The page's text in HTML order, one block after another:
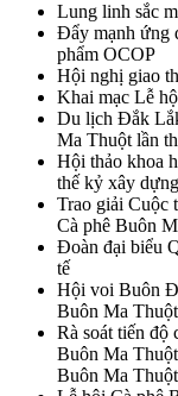
Lung linh sắc
Đẩy mạnh ứng
phẩm OCOP
Hội nghị giao
Khai mạc Lễ
Du lịch Đắk
Ma Thuột lần
Hội thảo khoa
thế kỷ xây
Trao giải Cuộc
Cà phê Buôn
Đoàn đại biểu
tế
Hội voi Buôn
Buôn Ma
Rà soát tiến độ
Buôn Ma
Buôn Ma